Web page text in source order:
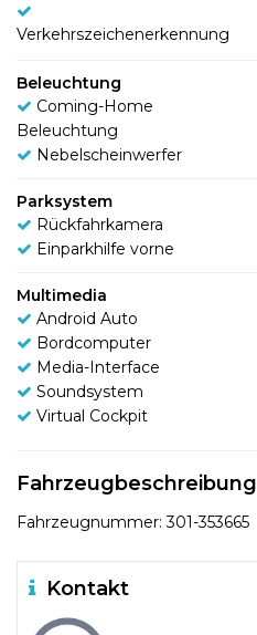
Verkehrszeichenerkennung
Beleuchtung
Coming-Home
Beleuchtung
Nebelscheinwerfer
Parksystem
Rückfahrkamera
Einparkhilfe vorne
Multimedia
Android Auto
Bordcomputer
Media-Interface
Soundsystem
Virtual Cockpit
Fahrzeugbeschreibung
Fahrzeugnummer: 301-353665
Kontakt